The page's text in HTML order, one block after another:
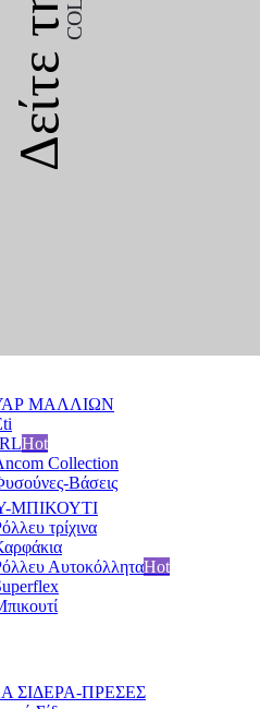
Δείτε την
ΜΑΛΛΙΩΝ
Hot
Collection
Βάσεις
ΜΠΙΚΟΥΤΙ
τρίχινα
ΑυτοκόλληταHot
ΣΙΔΕΡΑ-ΠΡΕΣΕΣ